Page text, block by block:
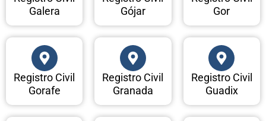
Galera
Gójar
Gor
Registro Civil
Gorafe
Registro Civil
Granada
Registro Civil
Guadix